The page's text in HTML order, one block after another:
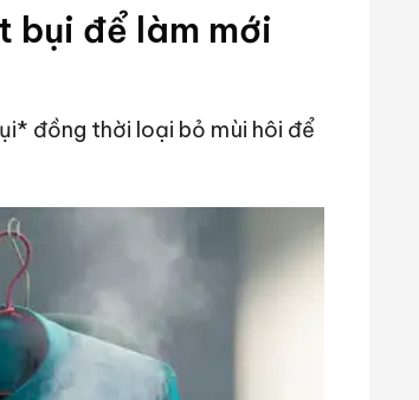
bụi để làm mới
đồng thời loại bỏ mùi hôi để